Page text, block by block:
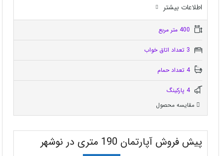
اطلاعات بيشتر
4 تعداد حمام
4 پاركينگ
مقایسه محصول
پیش فروش آپارتمان 190 متری در نوشهر